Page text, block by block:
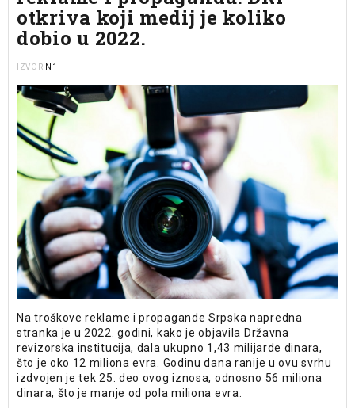
otkriva koji medij je koliko
dobio u 2022.
IZVOR N1
Na troškove reklame i propagande Srpska napredna
stranka je u 2022. godini, kako je objavila Državna
revizorska institucija, dala ukupno 1,43 milijarde dinara,
što je oko 12 miliona evra. Godinu dana ranije u ovu svrhu
izdvojen je tek 25. deo ovog iznosa, odnosno 56 miliona
dinara, što je manje od pola miliona evra.